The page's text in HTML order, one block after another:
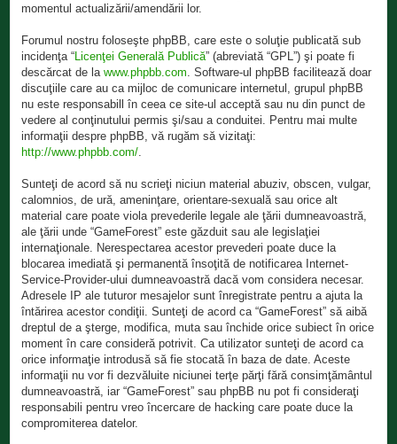
momentul actualizării/amendării lor.
Forumul nostru foloseşte phpBB, care este o soluţie publicată sub
incidenţa “Licenţei Generală Publică” (abreviată “GPL”) şi poate fi
descărcat de lawww.phpbb.com . Software-ul phpBB facilitează doar
discuţiile care au ca mijloc de comunicare internetul, grupul phpBB
nu este responsabill în ceea ce site-ul acceptă sau nu din punct de
vedere al conţinutului permis şi/sau a conduitei. Pentru mai multe
informaţii despre phpBB, vă rugăm să vizitaţi:
http://www.phpbb.com/
Sunteţi de acord să nu scrieţi niciun material abuziv, obscen, vulgar,
calomnios, de ură, ameninţare, orientare-sexuală sau orice alt
material care poate viola prevederile legale ale ţării dumneavoastră,
ale ţării unde “GameForest” este găzduit sau ale legislaţiei
internaţionale. Nerespectarea acestor prevederi poate duce la
blocarea imediată şi permanentă însoţită de notificarea Internet-
Service-Provider-ului dumneavoastră dacă vom considera necesar.
Adresele IP ale tuturor mesajelor sunt înregistrate pentru a ajuta la
întărirea acestor condiţii. Sunteţi de acord ca “GameForest” să aibă
dreptul de a şterge, modifica, muta sau închide orice subiect în orice
moment în care consideră potrivit. Ca utilizator sunteţi de acord ca
orice informaţie introdusă să fie stocată în baza de date. Aceste
informaţii nu vor fi dezvăluite niciunei terţe părţi fără consimţământul
dumneavoastră, iar “GameForest” sau phpBB nu pot fi consideraţi
responsabili pentru vreo încercare de hacking care poate duce la
compromiterea datelor.